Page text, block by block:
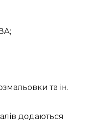
та ін.
додаються